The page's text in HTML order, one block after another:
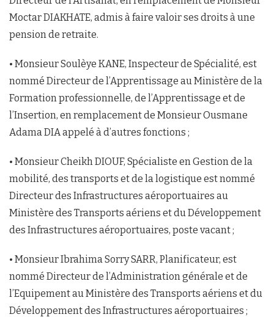
Moctar DIAKHATE, admis à faire valoir ses droits à une
pension de retraite.
• Monsieur Soulèye KANE, Inspecteur de Spécialité, est
nommé Directeur de l’Apprentissage au Ministère de la
Formation professionnelle, de l’Apprentissage et de
l’Insertion, en remplacement de Monsieur ​Ousmane
Adama DIA appelé à d’autres fonctions ;
• Monsieur Cheikh DIOUF, Spécialiste en Gestion de la
mobilité, des transports et de la logistique est nommé
Directeur des Infrastructures aéroportuaires au
Ministère des Transports aériens et du Développement
des Infrastructures aéroportuaires, poste vacant ;
• Monsieur Ibrahima Sorry SARR, Planificateur, est
nommé Directeur de l’Administration générale et de
l’Equipement au Ministère des Transports aériens et du
Développement des Infrastructures aéroportuaires ;